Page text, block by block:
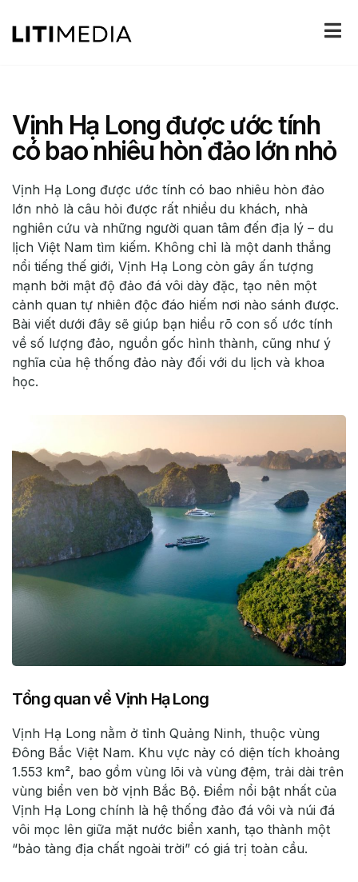
Vịnh Hạ Long được ước tính
có bao nhiêu hòn đảo lớn nhỏ
Vịnh Hạ Long được ước tính có bao nhiêu hòn đảo
lớn nhỏ là câu hỏi được rất nhiều du khách, nhà
nghiên cứu và những người quan tâm đến địa lý – du
lịch Việt Nam tìm kiếm. Không chỉ là một danh thắng
nổi tiếng thế giới, Vịnh Hạ Long còn gây ấn tượng
mạnh bởi mật độ đảo đá vôi dày đặc, tạo nên một
cảnh quan tự nhiên độc đáo hiếm nơi nào sánh được.
Bài viết dưới đây sẽ giúp bạn hiểu rõ con số ước tính
về số lượng đảo, nguồn gốc hình thành, cũng như ý
nghĩa của hệ thống đảo này đối với du lịch và khoa
học.
Tổng quan về Vịnh Hạ Long
Vịnh Hạ Long nằm ở tỉnh Quảng Ninh, thuộc vùng
Đông Bắc Việt Nam. Khu vực này có diện tích khoảng
1.553 km², bao gồm vùng lõi và vùng đệm, trải dài trên
vùng biển ven bờ vịnh Bắc Bộ. Điểm nổi bật nhất của
Vịnh Hạ Long chính là hệ thống đảo đá vôi và núi đá
vôi mọc lên giữa mặt nước biển xanh, tạo thành một
“bảo tàng địa chất ngoài trời” có giá trị toàn cầu.